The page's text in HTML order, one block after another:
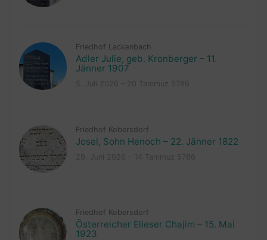
Friedhof Lackenbach
Adler Julie, geb. Kronberger – 11.
Jänner 1907
Friedhof Kobersdorf
Josel, Sohn Henoch – 22. Jänner 1822
Friedhof Kobersdorf
Österreicher Elieser Chajim – 15. Mai
1923